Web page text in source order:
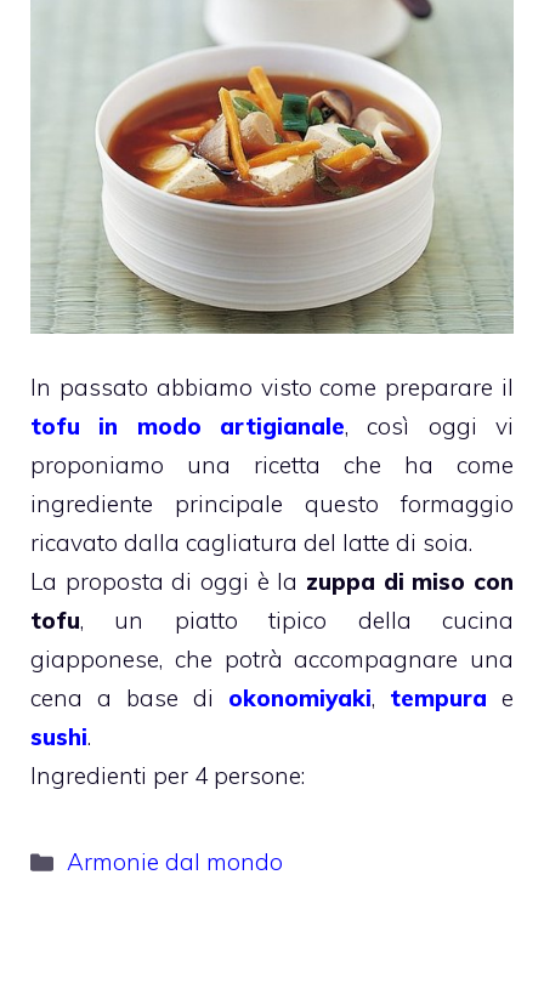
In passato abbiamo visto come preparare il
tofu in modo artigianale, così oggi vi
proponiamo una ricetta che ha come
ingrediente principale questo formaggio
ricavato dalla cagliatura del latte di soia.
La proposta di oggi è la zuppa di miso con
tofu, un piatto tipico della cucina
giapponese, che potrà accompagnare una
cena a base di okonomiyaki, tempura e
sushi.
Ingredienti per 4 persone:
Categorie
Armonie dal mondo